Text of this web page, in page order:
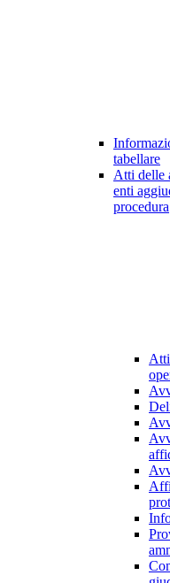
tabellare
Atti delle
enti
procedura